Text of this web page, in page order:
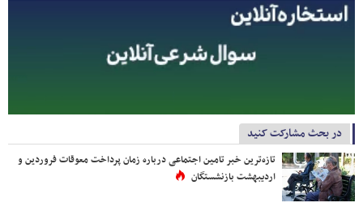
در بحث مشارکت کنید
تازه‌ترین خبر تامین اجتماعی درباره زمان پرداخت معوقات فروردین و
اردیبهشت بازنشستگان